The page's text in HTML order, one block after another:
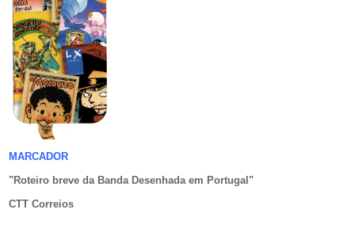
MARCADOR
"Roteiro breve da Banda Desenhada em Portugal"
CTT Correios